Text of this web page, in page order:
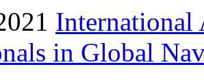
International
in Global